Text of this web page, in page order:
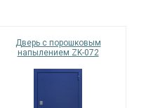
«ПРО-САМ 799», 3-х
САМ ЗВ 4-31/55» с
3-х ригельный, 2-х
Дверь с порошковым
напылением ZK-072